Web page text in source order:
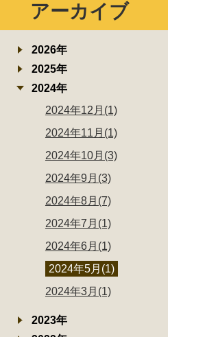
アーカイブ
2026年
2025年
2024年
2024年12月(1)
2024年11月(1)
2024年10月(3)
2024年9月(3)
2024年8月(7)
2024年7月(1)
2024年6月(1)
2024年5月(1)
2024年3月(1)
2023年